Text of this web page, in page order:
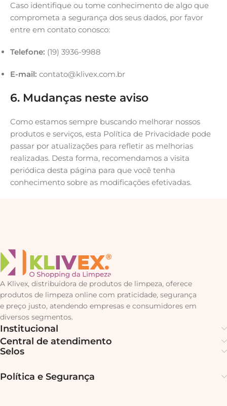
Caso identifique ou tome conhecimento de algo que
comprometa a segurança dos seus dados, por favor
entre em contato conosco:
Telefone: (19) 3936-9988
E-mail: contato@klivex.com.br
6. Mudanças neste aviso
Como estamos sempre buscando melhorar nossos
produtos e serviços, esta Política de Privacidade pode
passar por atualizações para refletir as melhorias
realizadas. Desta forma, recomendamos a visita
periódica desta página para que você tenha
conhecimento sobre as modificações efetivadas.
A Klivex, distribuidora de produtos de limpeza, oferece
produtos de limpeza online com praticidade, segurança
e preço justo, atendendo empresas e consumidores em
diversos segmentos.
Institucional
Central de atendimento
Selos
Política e Segurança